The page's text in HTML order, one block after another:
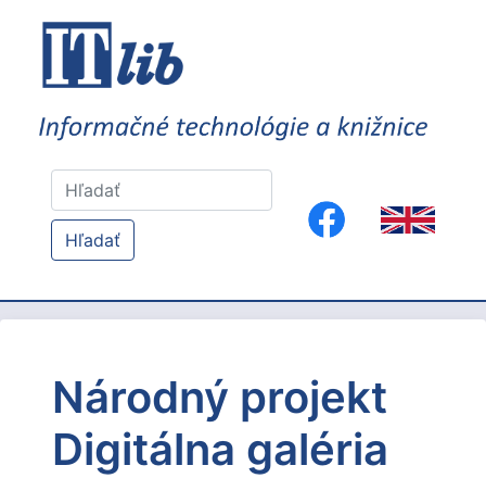
Hľadať
Národný projekt
Digitálna galéria